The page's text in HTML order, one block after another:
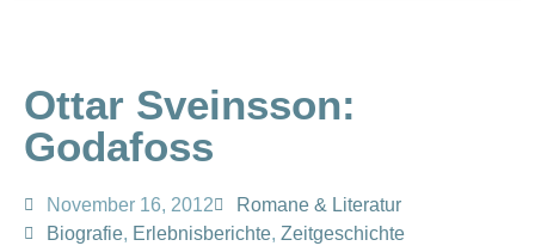
Ottar Sveinsson:
Godafoss
November 16, 2012
Romane & Literatur
Biografie, Erlebnisberichte, Zeitgeschichte